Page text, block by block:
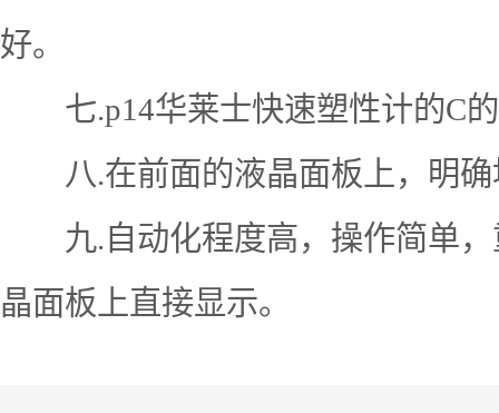
好。
七.p14华莱士快速塑性计的C的
八.在前面的液晶面板上，明确
九.自动化程度高，操作简单，
晶面板上直接显示。